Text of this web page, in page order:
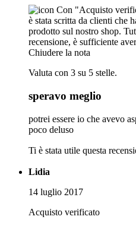
Con "Acquisto
è stata scritta da clienti che
prodotto sul nostro shop.
recensione, è sufficiente
Chiudere la nota
Valuta con 3 su 5 stelle.
speravo meglio
potrei essere io che avevo
poco deluso
Ti è stata utile questa
Lidia
14 luglio 2017
Acquisto verificato